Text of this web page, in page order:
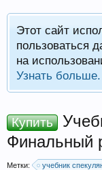
Этот сайт
пользоваться
на
Узнать больше.
Купить
Финальный
Метки: учебник